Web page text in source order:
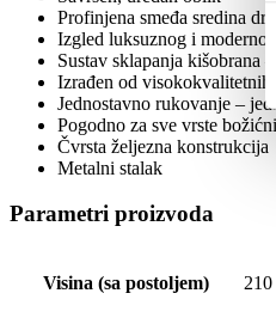
Profinjena smeđa sredina
Izgled luksuznog i modernog
Sustav sklapanja kišobrana
Izrađen od
Jednostavno rukovanje –
Pogodno za sve vrste
Čvrsta željezna konstrukcija
Metalni stalak
Parametri proizvoda
Visina (sa postoljem)